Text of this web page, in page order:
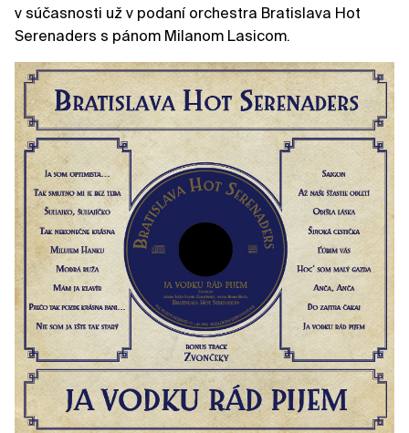
v súčasnosti už v podaní orchestra Bratislava Hot
Serenaders s pánom Milanom Lasicom.